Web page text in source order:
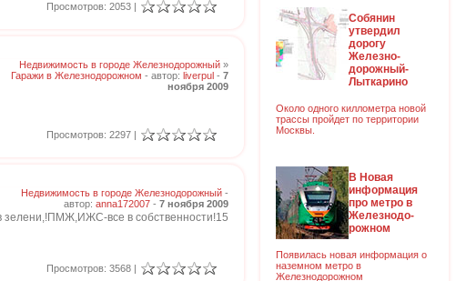
Просмотров: 2053 |
Недвижимость в городе Железнодорожный »
Гаражи в Железнодорожном - автор: liverpul - 7
ноября 2009
Просмотров: 2297 |
Недвижимость в городе Железнодорожный -
автор: anna172007 - 7 ноября 2009
зелени,!ПМЖ,ИЖС-все в собственности!15
Просмотров: 3568 |
Собянин
утвердил
дорогу
Железно-
дорожный-
Лыткарино
Около одного киллометра новой
трассы пройдет по территории
Москвы.
В Новая
информация
про метро в
Железнодо-
рожном
Появилась новая информация о
наземном метро в
Железнодорожном